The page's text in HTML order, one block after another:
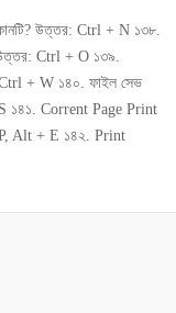
উত্তর: Ctrl + N ১৩৮.
Ctrl + O ১৩৯.
+ W ১৪০. ফাইল সেভ
১৪১. Corrent Page Print
P, Alt + E ১৪২. Print